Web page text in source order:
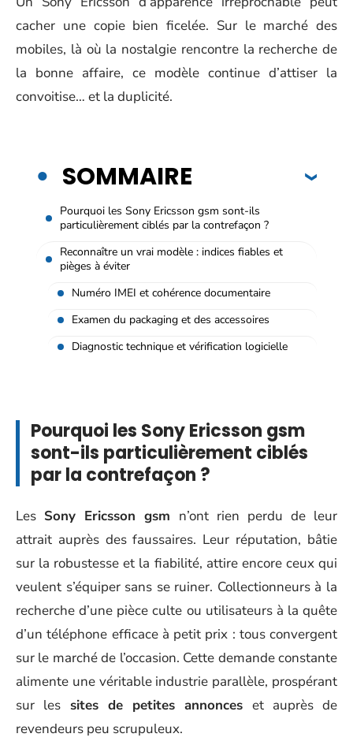
cacher une copie bien ficelée. Sur le marché des
mobiles, là où la nostalgie rencontre la recherche de
la bonne affaire, ce modèle continue d’attiser la
convoitise… et la duplicité.
SOMMAIRE
Pourquoi les Sony Ericsson gsm sont-ils
particulièrement ciblés par la contrefaçon ?
Reconnaître un vrai modèle : indices fiables et
pièges à éviter
Numéro IMEI et cohérence documentaire
Examen du packaging et des accessoires
Diagnostic technique et vérification logicielle
Pourquoi les Sony Ericsson gsm
sont-ils particulièrement ciblés
par la contrefaçon ?
Les Sony Ericsson gsm n’ont rien perdu de leur
attrait auprès des faussaires. Leur réputation, bâtie
sur la robustesse et la fiabilité, attire encore ceux qui
veulent s’équiper sans se ruiner. Collectionneurs à la
recherche d’une pièce culte ou utilisateurs à la quête
d’un téléphone efficace à petit prix : tous convergent
sur le marché de l’occasion. Cette demande constante
alimente une véritable industrie parallèle, prospérant
sur les sites de petites annonces et auprès de
revendeurs peu scrupuleux.